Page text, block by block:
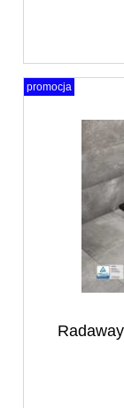
promocja